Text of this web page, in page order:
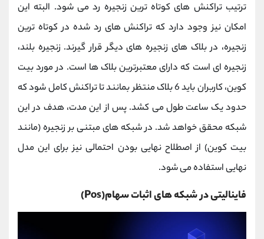
ترتیب تراکنش های کوتاه ترین زنجیره رد می شود. البته این
امکان نیز وجود دارد که تراکنش های رد شده در کوتاه ترین
زنجیره، در بلاک های زنجیره های دیگر قرار گیرند. زنجیره بلند،
زنجیره ای است که دارای معتبرترین بلاک ها است. در مورد بیت
کوین، کاربران باید 6 بلاک منتظر بمانند تا تراکنش کامل شود که
حدود یک ساعت طول می کشد. پس از این مدت، هدف در این
شبکه محقق خواهد شد. در شبکه های مبتنی بر زنجیره (مانند
بیت کوین) از اصطلاح نهایی بودن احتمالی نیز برای این مدل
نهایی استفاده می شود.
فاینالیتی در شبکه های اثبات سهام(Pos)